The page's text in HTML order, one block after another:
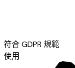
符合 GDPR 規範
使用